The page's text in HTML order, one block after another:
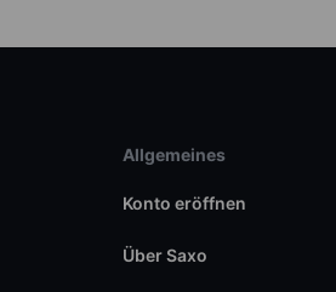
Allgemeines
Konto eröffnen
Über Saxo